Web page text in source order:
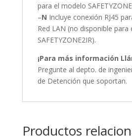
para el modelo
–N Incluye conexión RJ45
Red LAN (no disponible para
SAFETYZONE2IR).
¡Para más información
Pregunte al depto. de
de Detención que soportan.
Productos